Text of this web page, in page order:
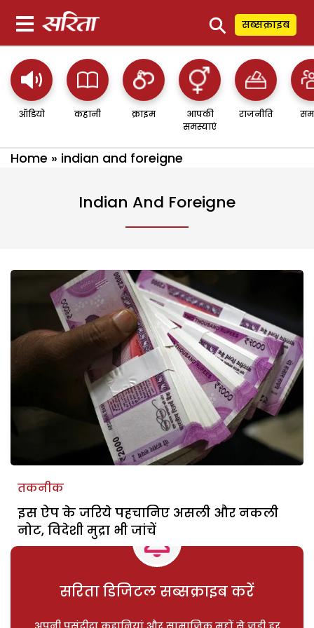
⚲ सब्सक्राइब
ऑडियो कहानी क्राइम
आपकी
समस्याएं
राजनीति
Home » indian and foreigne
Indian And Foreigne
तकनीक
इस ऐप के जरिये पहचानिए असली और नकली
नोट, विदेशी मुद्रा भी जांचें
सरिता डिजिटल सब्सक्राइब करें